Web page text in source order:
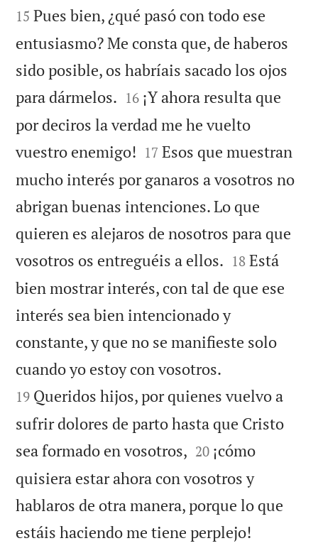
15 Pues bien, ¿qué pasó con todo ese
entusiasmo? Me consta que, de haberos
sido posible, os habríais sacado los ojos
para dármelos. 

16 ¡Y ahora resulta que
por deciros la verdad me he vuelto
vuestro enemigo! 

17 Esos que muestran
mucho interés por ganaros a vosotros no
abrigan buenas intenciones. Lo que
quieren es alejaros de nosotros para que
vosotros os entreguéis a ellos. 

18 Está
bien mostrar interés, con tal de que ese
interés sea bien intencionado y
constante, y que no se manifieste solo
cuando yo estoy con vosotros.
19 Queridos hijos, por quienes vuelvo a
sufrir dolores de parto hasta que Cristo
sea formado en vosotros, 

20 ¡cómo
quisiera estar ahora con vosotros y
hablaros de otra manera, porque lo que
estáis haciendo me tiene perplejo!